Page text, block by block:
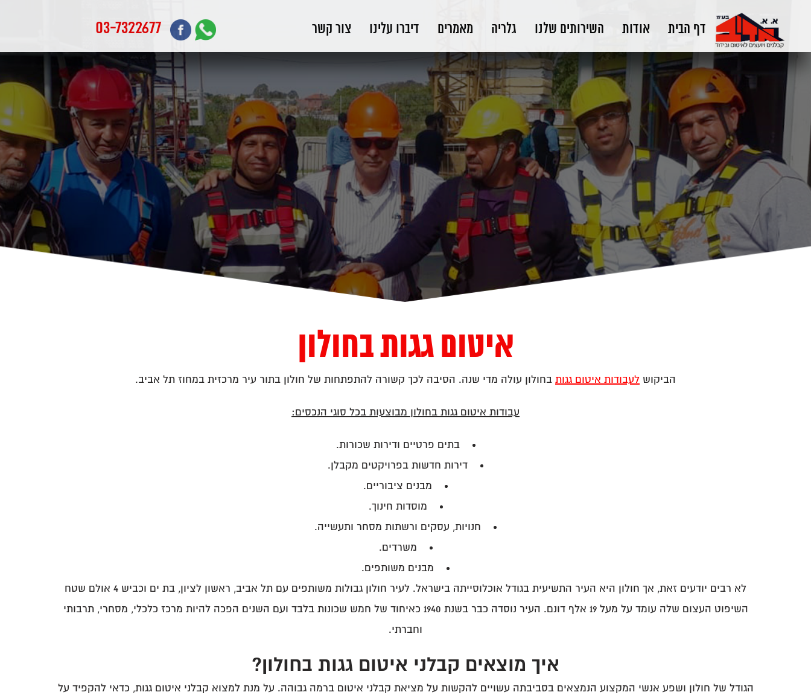
דף הבית אודות השירותים שלנו גלריה מאמרים דיברו עלינו צור קשר 03-7322677
איטום גגות בחולון
הביקוש לעבודות איטום גגות בחולון עולה מדי שנה. הסיבה לכך קשורה להתפתחות של חולון בתור עיר מרכזית במחוז תל אביב.
עבודות איטום גגות בחולון מבוצעות בכל סוגי הנכסים:
בתים פרטיים ודירות שכורות.
דירות חדשות בפרויקטים מקבלן.
מבנים ציבוריים.
מוסדות חינוך.
חנויות, עסקים ורשתות מסחר ותעשייה.
משרדים.
מבנים משותפים.
לא רבים יודעים זאת, אך חולון היא העיר התשיעית בגודל אוכלוסייתה בישראל. לעיר חולון גבולות משותפים עם תל אביב, ראשון לציון, בת ים וכביש 4 אולם שטח
השיפוט העצום שלה עומד על מעל 19 אלף דונם. העיר נוסדה כבר בשנת 1940 כאיחוד של חמש שכונות בלבד ועם השנים הפכה להיות מרכז כלכלי, מסחרי, תרבותי
וחברתי.
איך מוצאים קבלני איטום גגות בחולון?
הגודל של חולון ושפע אנשי המקצוע הנמצאים בסביבתה עשויים להקשות על מציאת קבלני איטום ברמה גבוהה. על מנת למצוא קבלני איטום גגות, כדאי להקפיד על